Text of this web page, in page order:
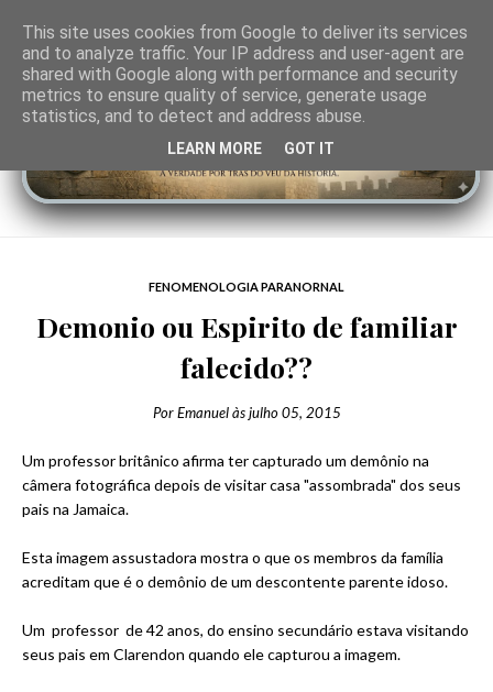
FENOMENOLOGIA PARANORNAL
Demonio ou Espirito de familiar
falecido??
Por Emanuel àsjulho 05, 2015
Um professor britânico afirma ter capturado um demônio na
câmera fotográfica depois de visitar casa "assombrada" dos seus
pais na Jamaica.
Esta imagem assustadora mostra o que os membros da família
acreditam que é o demônio de um descontente parente idoso.
Um professor de 42 anos, do ensino secundário estava visitando
seus pais em Clarendon quando ele capturou a imagem.
This site uses cookies from Google to deliver its services
and to analyze traffic. Your IP address and user-agent are
shared with Google along with performance and security
metrics to ensure quality of service, generate usage
statistics, and to detect and address abuse.
LEARN MORE GOT IT